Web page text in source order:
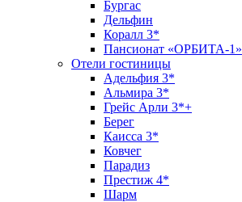
Бургас
Дельфин
Коралл 3*
Пансионат «ОРБИТА-1»
Отели гостиницы
Адельфия 3*
Альмира 3*
Грейс Арли 3*+
Берег
Каисса 3*
Ковчег
Парадиз
Престиж 4*
Шарм